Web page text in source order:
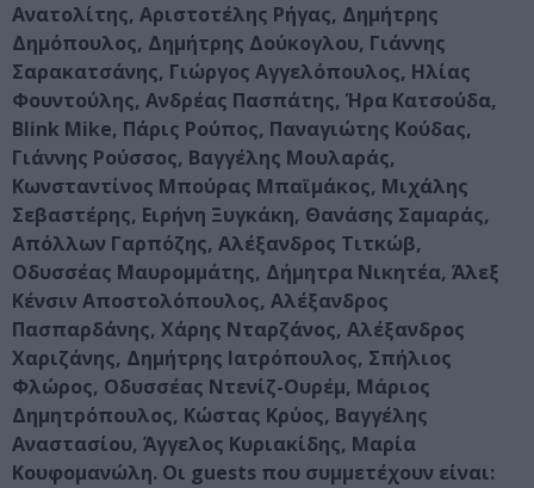
Ανατολίτης, Αριστοτέλης Ρήγας, Δημήτρης
Δημόπουλος, Δημήτρης Δούκογλου, Γιάννης
Σαρακατσάνης, Γιώργος Αγγελόπουλος, Ηλίας
Φουντούλης, Ανδρέας Πασπάτης, Ήρα Κατσούδα,
Blink Mike, Πάρις Ρούπος, Παναγιώτης Κούδας,
Γιάννης Ρούσσος, Βαγγέλης Μουλαράς,
Κωνσταντίνος Μπούρας Μπαϊμάκος, Μιχάλης
Σεβαστέρης, Ειρήνη Ξυγκάκη, Θανάσης Σαμαράς,
Απόλλων Γαρπόζης, Αλέξανδρος Τιτκώβ,
Οδυσσέας Μαυρομμάτης, Δήμητρα Νικητέα, Άλεξ
Κένσιν Αποστολόπουλος, Αλέξανδρος
Πασπαρδάνης, Χάρης Νταρζάνος, Αλέξανδρος
Χαριζάνης, Δημήτρης Ιατρόπουλος, Σπήλιος
Φλώρος, Οδυσσέας Ντενίζ-Ουρέμ, Μάριος
Δημητρόπουλος, Κώστας Κρύος, Βαγγέλης
Αναστασίου, Άγγελος Κυριακίδης, Μαρία
Κουφομανώλη. Οι guests που συμμετέχουν είναι: